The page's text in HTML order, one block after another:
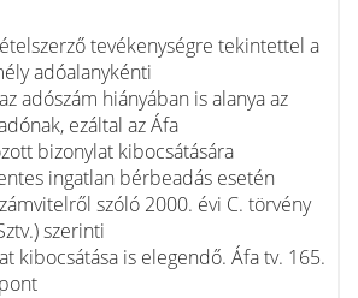
tevékenységre tekintettel a
adóalanykénti
adószám hiányában is alanya az
ezáltal az Áfa
bizonylat kibocsátására
ingatlan bérbeadás esetén
szóló 2000. évi C. törvény
szerinti
kibocsátása is elegendő. Áfa tv. 165.